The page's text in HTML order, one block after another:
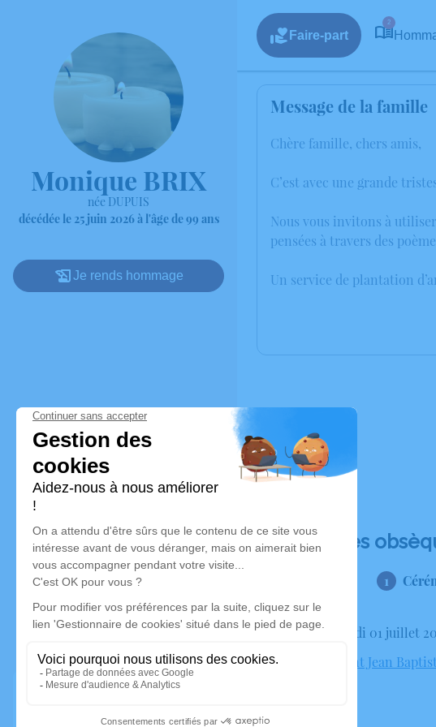
Monique BRIX
née DUPUIS
décédée le 25 juin 2026 à l'âge de 99 ans
Je rends hommage
Faire-part
2
Message de la famille
Chère famille, chers amis,
C’est avec une grande
Nous vous invitons à
pensées à travers des
Un service de plantation
Déroulé des
Le mercredi 01 juillet
Église Saint Jean